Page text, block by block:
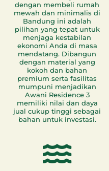
dengan membeli rumah
mewah dan minimalis di
Bandung ini adalah
pilihan yang tepat untuk
menjaga kestabilan
ekonomi Anda di masa
mendatang. Dibangun
dengan material yang
kokoh dan bahan
premium serta fasilitas
mumpuni menjadikan
Awani Residence 3
memiliki nilai dan daya
jual cukup tinggi sebagai
bahan untuk investasi.